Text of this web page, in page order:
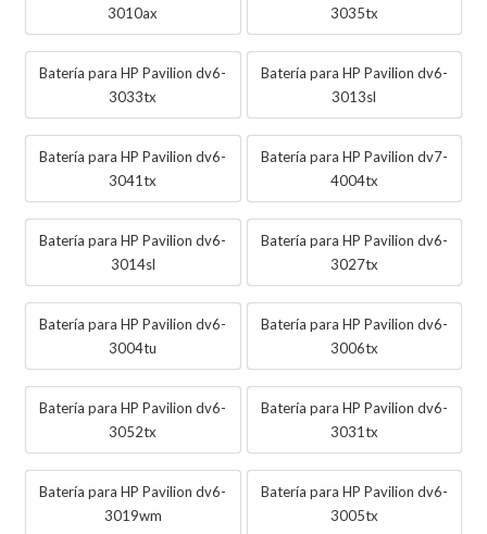
3010ax
3035tx
Batería para HP Pavilion dv6-
3033tx
Batería para HP Pavilion dv6-
3013sl
Batería para HP Pavilion dv6-
3041tx
Batería para HP Pavilion dv7-
4004tx
Batería para HP Pavilion dv6-
3014sl
Batería para HP Pavilion dv6-
3027tx
Batería para HP Pavilion dv6-
3004tu
Batería para HP Pavilion dv6-
3006tx
Batería para HP Pavilion dv6-
3052tx
Batería para HP Pavilion dv6-
3031tx
Batería para HP Pavilion dv6-
3019wm
Batería para HP Pavilion dv6-
3005tx